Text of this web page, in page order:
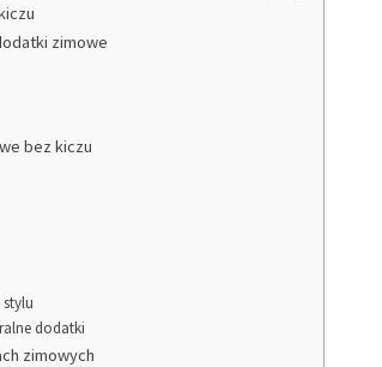
zimowe
bez kiczu
dodatki
zimowych